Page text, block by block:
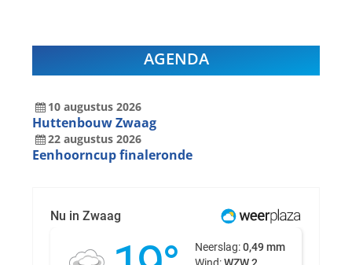
AGENDA
10 augustus 2026
Huttenbouw Zwaag
22 augustus 2026
Eenhoorncup finaleronde